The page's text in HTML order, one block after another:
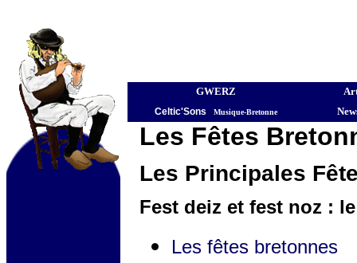
GWERZ
Celtic'Sons - Musique-Bretonne
Les Fêtes
Les Principales
Fest deiz et fest noz :
Les fêtes bretonnes